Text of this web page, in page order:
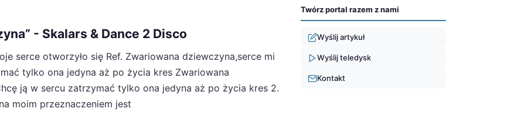
- Skalars & Dance 2 Disco
serce otworzyło się Ref. Zwariowana dziewczyna,serce mi
tylko ona jedyna aż po życia kres Zwariowana
ją w sercu zatrzymać tylko ona jedyna aż po życia kres 2.
moim przeznaczeniem jest
Twórz portal razem z nami
Wyślij artykuł
Wyślij teledysk
Kontakt